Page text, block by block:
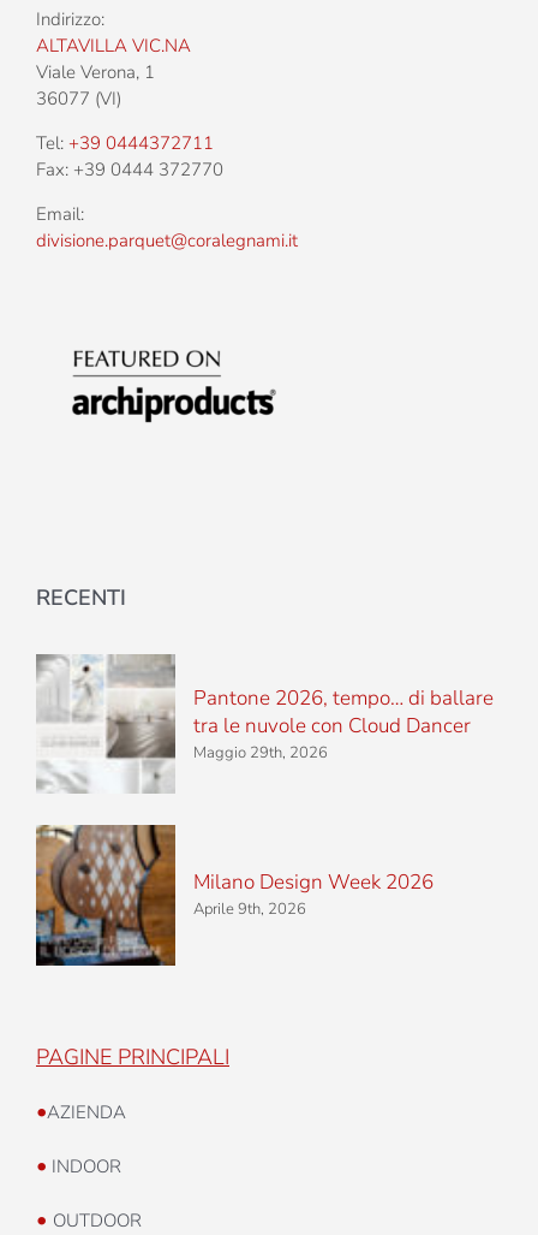
Indirizzo:
ALTAVILLA VIC.NA
Viale Verona, 1
36077 (VI)
Tel: +39 0444372711
Fax: +39 0444 372770
Email:
divisione.parquet@coralegnami.it
RECENTI
Pantone 2026, tempo… di ballare
tra le nuvole con Cloud Dancer
Maggio 29th, 2026
Milano Design Week 2026
Aprile 9th, 2026
PAGINE PRINCIPALI
•AZIENDA
• INDOOR
• OUTDOOR